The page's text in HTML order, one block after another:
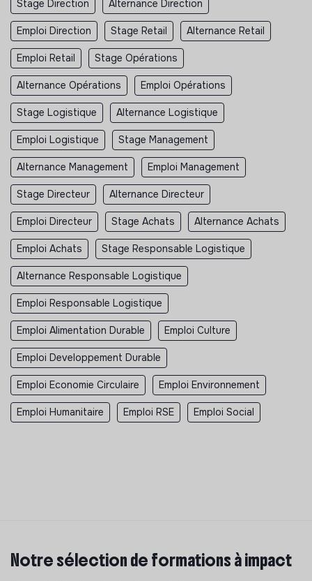
Stage Direction Alternance Direction
Emploi Direction Stage Retail Alternance Retail
Emploi Retail Stage Opérations
Alternance Opérations Emploi Opérations
Stage Logistique Alternance Logistique
Emploi Logistique Stage Management
Alternance Management Emploi Management
Stage Directeur Alternance Directeur
Emploi Directeur Stage Achats Alternance Achats
Emploi Achats Stage Responsable Logistique
Alternance Responsable Logistique
Emploi Responsable Logistique
Emploi Alimentation Durable Emploi Culture
Emploi Developpement Durable
Emploi Economie Circulaire Emploi Environnement
Emploi Humanitaire Emploi RSE Emploi Social
Notre sélection de formations à impact